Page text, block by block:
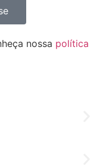
nossa política
TRX 420 FourTrax
as adversidades
e